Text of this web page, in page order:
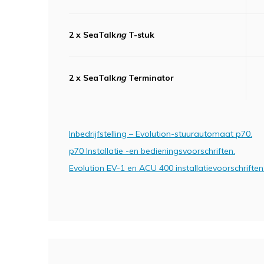
2 x SeaTalkngT-stuk
2 x SeaTalkngTerminator
Inbedrijfstelling – Evolution-stuurautomaat p70.
p70 Installatie -en bedieningsvoorschriften.
Evolution EV-1 en ACU 400